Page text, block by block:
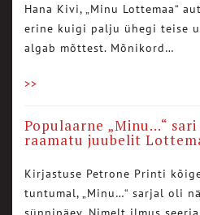
Hana Kivi, „Minu Lottemaa“
erine kuigi palju ühegi teise
algab mõttest. Mõnikord…
>>
Populaarne „Minu…“
raamatu juubelit
Kirjastuse Petrone Printi
tuntumal, „Minu…“ sarjal oli